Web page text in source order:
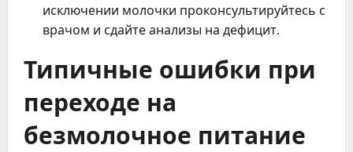
исключении молочки проконсультируйтесь с
врачом и сдайте анализы на дефицит.
Типичные ошибки при
переходе на
безмолочное питание